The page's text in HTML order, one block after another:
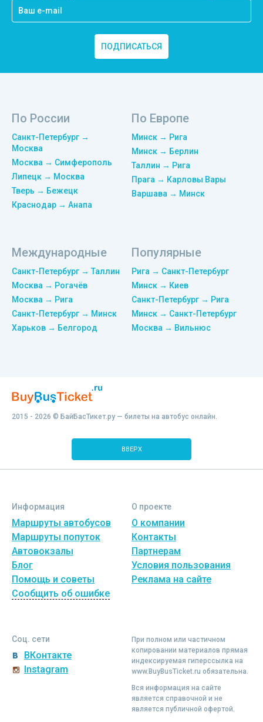
ПОДПИСАТЬСЯ
По России
Санкт-Петербург →
Москва
Москва → Симферополь
Липецк → Москва
Тверь → Бежецк
Краснодар → Анапа
По Европе
Минск → Рига
Минск → Берлин
Таллин → Рига
Прага → Карловы Вары
Варшава → Минск
Международные
Санкт-Петербург → Таллин
Москва → Рогачёв
Москва → Рига
Санкт-Петербург → Минск
Харьков → Белгород
Популярные
Рига → Санкт-Петербург
Минск → Киев
Санкт-Петербург → Рига
Минск → Санкт-Петербург
Москва → Вильнюс
2015 - 2026 © БайБасТикет.ру — билеты на автобус онлайн.
ВВЕРХ
Информация
Маршруты автобусов
Маршруты попуток
Автовокзалы
Блог
Помощь и советы
Сообщить об ошибке
О проекте
О компании
Контакты
Партнерам
Условия пользования
Реклама на сайте
Соц. сети
ВКонтакте
Instagram
При полном или частичном
копировании материалов прямая
индексируемая гиперссылка на
www.BuyBusTicket.ru обязательна.
Вся информация на сайте
является справочной и не
является публичной офертой.